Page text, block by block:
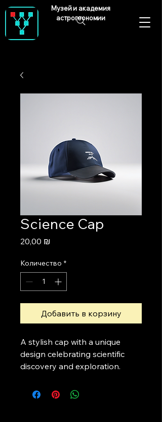
Музей и академия
астрогеономии
Science Cap
20,00 ₪
Количество *
Добавить в корзину
A stylish cap with a unique
design celebrating scientific
discovery and exploration.